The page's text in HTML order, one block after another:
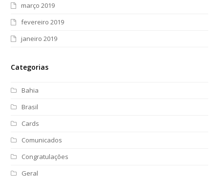
março 2019
fevereiro 2019
janeiro 2019
Categorias
Bahia
Brasil
Cards
Comunicados
Congratulações
Geral